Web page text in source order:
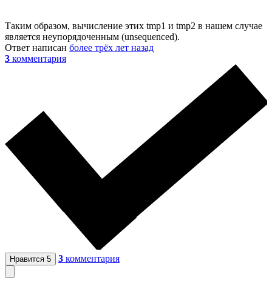
Таким образом, вычисление этих tmp1 и tmp2 в нашем случае
является неупорядоченным (unsequenced).
Ответ написан более трёх лет назад
3 комментария
Нравится 5 3 комментария